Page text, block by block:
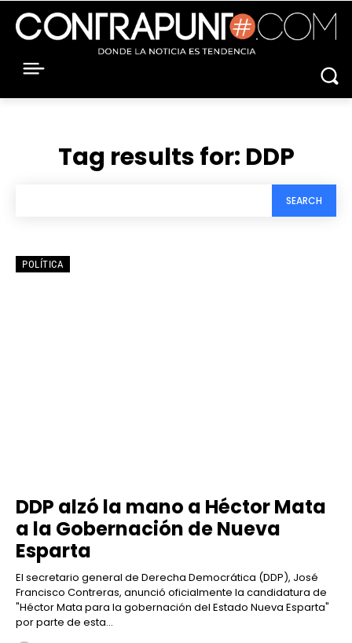
Tag results for: DDP
SEARCH
POLÍTICA
DDP alzó la mano a Héctor Mata
a la Gobernación de Nueva
Esparta
El secretario general de Derecha Democrática (DDP), José
Francisco Contreras, anunció oficialmente la candidatura de
"Héctor Mata para la gobernación del Estado Nueva Esparta"
por parte de esta...